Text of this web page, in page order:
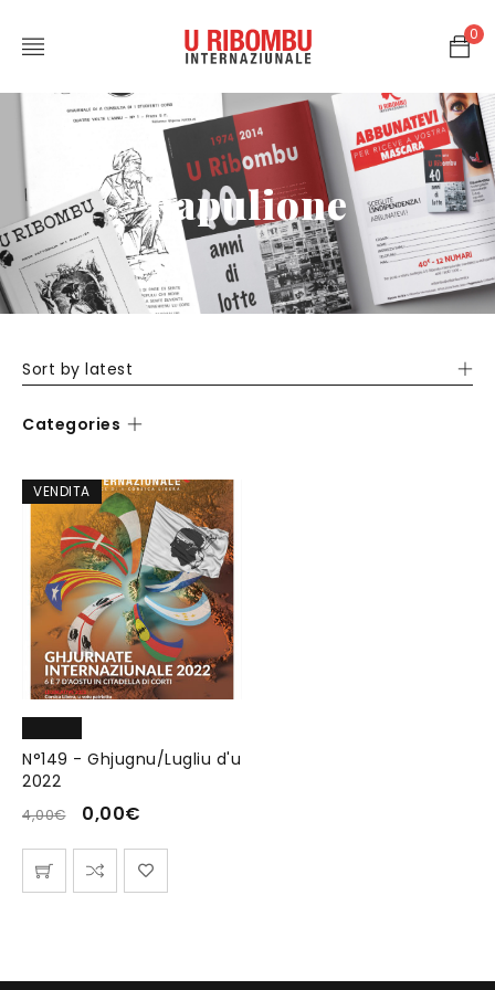
0
napulione
Sort by latest
Categories
VENDITA
N°149 - Ghjugnu/Lugliu d'u
2022
4,00€ 0,00€